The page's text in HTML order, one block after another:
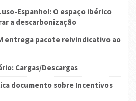
Espanhol: O espaço ibérico
a descarbonização
entrega pacote reivindicativo ao
Cargas/Descargas
documento sobre Incentivos